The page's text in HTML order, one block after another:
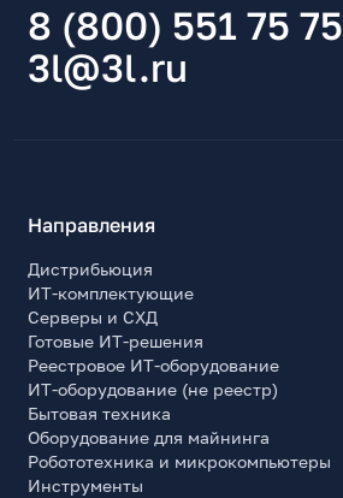
8 (800) 551 75 75
3l@3l.ru
Направления
Дистрибьюция
ИТ-комплектующие
Серверы и СХД
Готовые ИТ-решения
Реестровое ИТ-оборудование
ИТ-оборудование (не реестр)
Бытовая техника
Оборудование для майнинга
Робототехника и микрокомпьютеры
Инструменты